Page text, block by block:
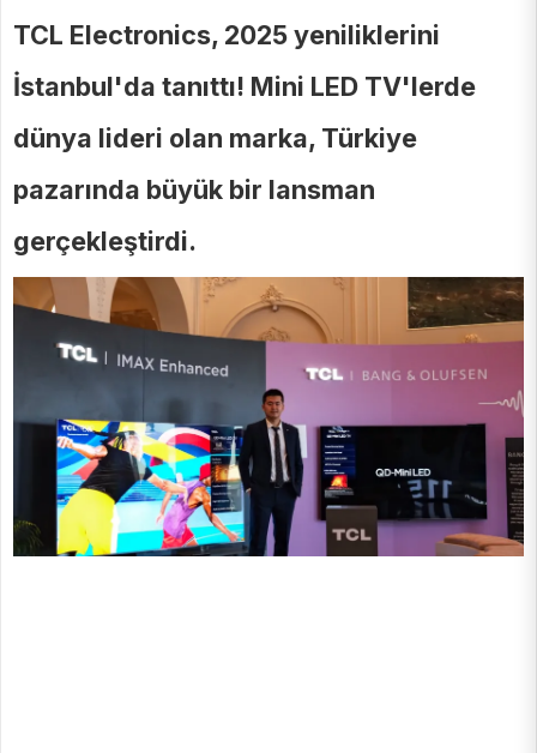
TCL Electronics, 2025 yeniliklerini
İstanbul'da tanıttı! Mini LED TV'lerde
dünya lideri olan marka, Türkiye
pazarında büyük bir lansman
gerçekleştirdi.